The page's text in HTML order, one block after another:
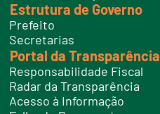
Estrutura de Governo
Prefeito
Secretarias
Portal da Transparência
Responsabilidade Fiscal
Radar da Transparência
Acesso à Informação